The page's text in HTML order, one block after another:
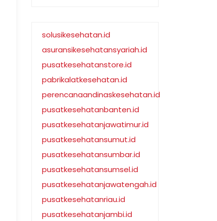
solusikesehatan.id
asuransikesehatansyariah.id
pusatkesehatanstore.id
pabrikalatkesehatan.id
perencanaandinaskesehatan.id
pusatkesehatanbanten.id
pusatkesehatanjawatimur.id
pusatkesehatansumut.id
pusatkesehatansumbar.id
pusatkesehatansumsel.id
pusatkesehatanjawatengah.id
pusatkesehatanriau.id
pusatkesehatanjambi.id